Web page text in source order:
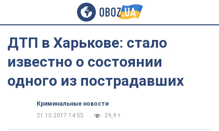
ДТП в Харькове: стало
известно о состоянии
одного из пострадавших
Криминальные новости
21.10.2017 14:55
29,9 т.